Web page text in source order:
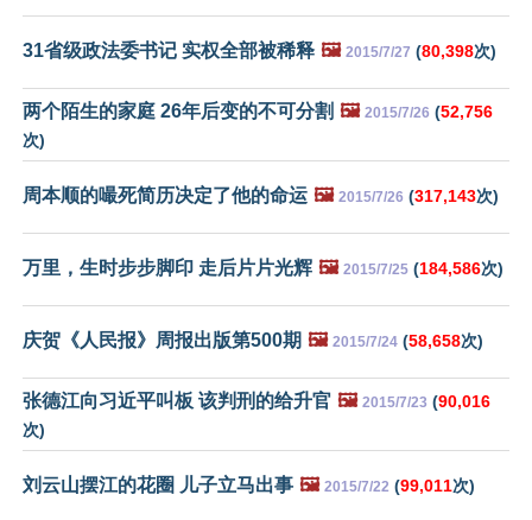
31省级政法委书记 实权全部被稀释 🖼️ 2015/7/27 (80,398次)
两个陌生的家庭 26年后变的不可分割 🖼️ 2015/7/26 (52,756
次)
周本顺的嘬死简历决定了他的命运 🖼️ 2015/7/26 (317,143次)
万里，生时步步脚印 走后片片光辉 🖼️ 2015/7/25 (184,586次)
庆贺《人民报》周报出版第500期 🖼️ 2015/7/24 (58,658次)
张德江向习近平叫板 该判刑的给升官 🖼️ 2015/7/23 (90,016
次)
刘云山摆江的花圈 儿子立马出事 🖼️ 2015/7/22 (99,011次)